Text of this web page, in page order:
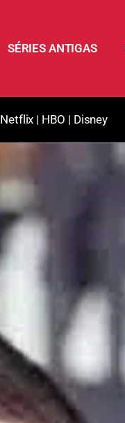
SÉRIES ANTIGAS
Netflix | HBO | Disney